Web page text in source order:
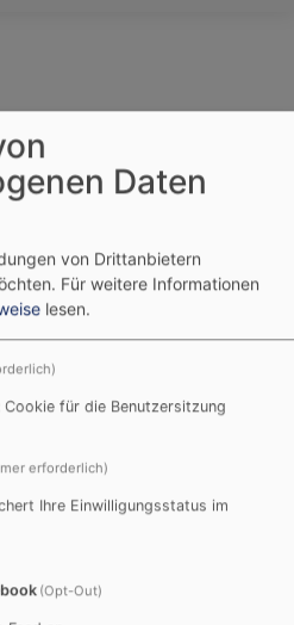
Familie
der Familie
Hutweidstraße ist am
Flammen aufgegangen.
Kirchengemeinde ein
Umgebung um
Daten
von Drittanbietern
Für weitere Informationen
lesen.
Cookie für die Benutzersitzung
erforderlich)
Ihre Einwilligungsstatus im
(Opt-Out)